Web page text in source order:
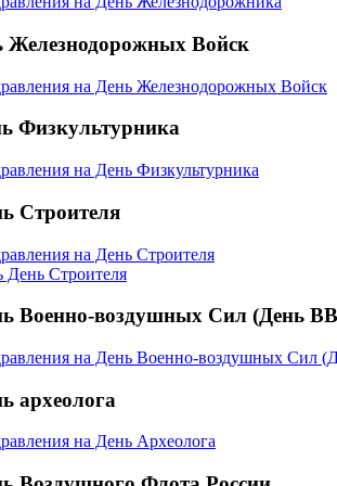
Железнодорожных Войск
на День Железнодорожных Войск
Физкультурника
на День Физкультурника
Строителя
на День Строителя
День Строителя
Военно-воздушных Сил (День
на День Военно-воздушных Сил
археолога
на День Археолога